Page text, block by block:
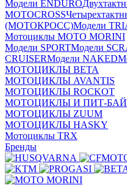
Модели ENDURO
MOTOCROSS
(МОТОКРОСС)Модели
Мотоциклы MOTO MORINI
Модели SPORTМодели
CRUISERМодели NAKED
МОТОЦИКЛЫ BETA
МОТОЦИКЛЫ AVANTIS
МОТОЦИКЛЫ ROCKOT
МОТОЦИКЛЫ И ПИТ-
МОТОЦИКЛЫ ZUUM
МОТОЦИКЛЫ HASKY
Мотоциклы TRX
Бренды